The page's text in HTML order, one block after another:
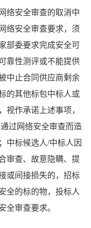
络安全审查的取消中
络安全审查要求，须
部委要求完成安全可
靠性测评或不能提供
中止合同供应商剩余
的其他标包中标人或
视作承诺上述事项，
过网络安全审查而造
中标候选人/中标人因
审查、故意隐瞒、提
或间接损失的，招标
全的标的物，投标人
全审查要求。